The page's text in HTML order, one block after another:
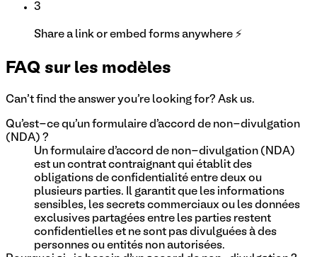
3
Share a link or embed forms anywhere ⚡
FAQ sur les modèles
Can't find the answer you're looking for? Ask us.
Qu'est-ce qu'un formulaire d'accord de non-divulgation
(NDA) ?
Un formulaire d'accord de non-divulgation (NDA)
est un contrat contraignant qui établit des
obligations de confidentialité entre deux ou
plusieurs parties. Il garantit que les informations
sensibles, les secrets commerciaux ou les données
exclusives partagées entre les parties restent
confidentielles et ne sont pas divulguées à des
personnes ou entités non autorisées.